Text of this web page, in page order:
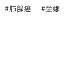
#肺腺癌 #坣娜